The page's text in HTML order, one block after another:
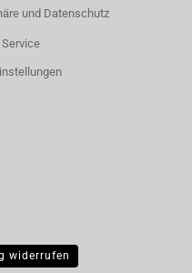
und Datenschutz
widerrufen